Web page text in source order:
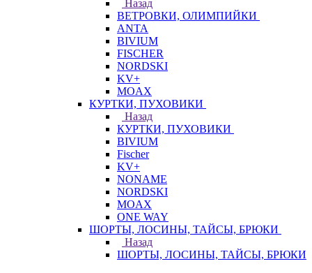
Назад
ВЕТРОВКИ, ОЛИМПИЙКИ
ANTA
BIVIUM
FISCHER
NORDSKI
KV+
MOAX
КУРТКИ, ПУХОВИКИ
Назад
КУРТКИ, ПУХОВИКИ
BIVIUM
Fischer
KV+
NONAME
NORDSKI
MOAX
ONE WAY
ШОРТЫ, ЛОСИНЫ, ТАЙСЫ, БРЮКИ
Назад
ШОРТЫ, ЛОСИНЫ, ТАЙСЫ, БРЮКИ